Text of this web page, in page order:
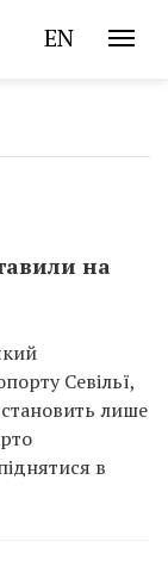
EN
на
Севільї,
лише
в